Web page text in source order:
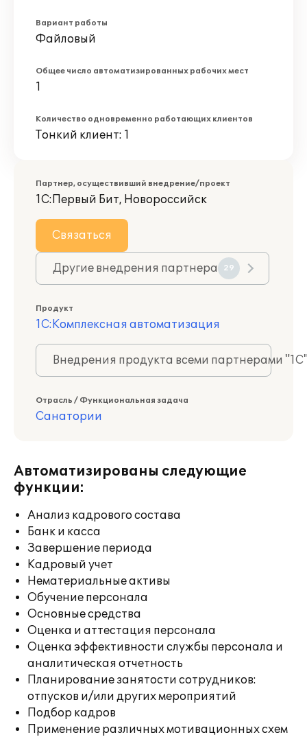
Вариант работы
Файловый
Общее число автоматизированных рабочих мест
1
Количество одновременно работающих клиентов
Тонкий клиент: 1
Партнер, осуществивший внедрение/проект
1С:Первый Бит, Новороссийск
Связаться
Другие внедрения партнера 29
Продукт
1С:Комплексная автоматизация
Внедрения продукта всеми партнерами
Отрасль / Функциональная задача
Санатории
Автоматизированы следующие
функции:
Анализ кадрового состава
Банк и касса
Завершение периода
Кадровый учет
Нематериальные активы
Обучение персонала
Основные средства
Оценка и аттестация персонала
Оценка эффективности службы персонала и
аналитическая отчетность
Планирование занятости сотрудников:
отпусков и/или других мероприятий
Подбор кадров
Применение различных мотивационных схем